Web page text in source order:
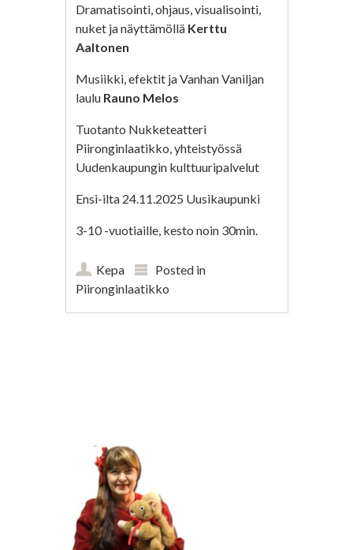
Dramatisointi, ohjaus, visualisointi,
nuket ja näyttämöllä Kerttu
Aaltonen
Musiikki, efektit ja Vanhan Vaniljan
laulu Rauno Melos
Tuotanto Nukketeatteri
Piironginlaatikko, yhteistyössä
Uudenkaupungin kulttuuripalvelut
Ensi-ilta 24.11.2025 Uusikaupunki
3-10 -vuotiaille, kesto noin 30min.
Kepa
Posted in
Piironginlaatikko